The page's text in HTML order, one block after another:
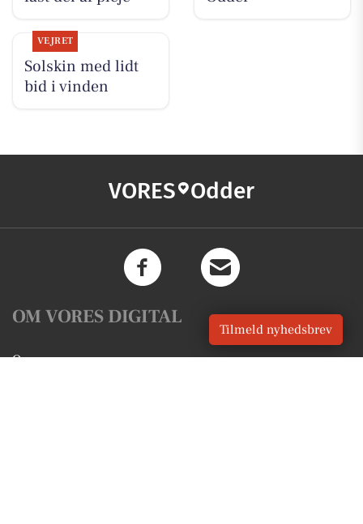
VEJRET
Solskin med lidt
bid i vinden
VORES Odder
OM VORES DIGITAL
Om os
Tilmeld nyhedsbrev